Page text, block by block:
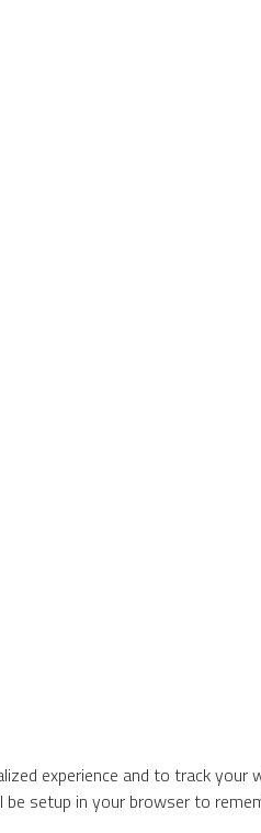
experience and to track
setup in your browser to